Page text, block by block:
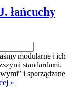
łańcuchy
modularne i ich
standardami.
i sporządzane
»